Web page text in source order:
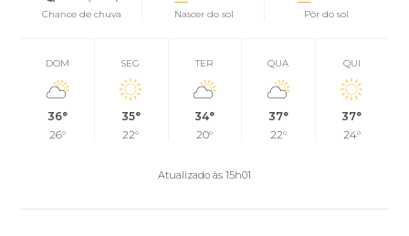
Chance de chuva
Nascer do sol Pôr do sol
DOM
36°
26°
SEG
35°
22°
TER
34°
20°
QUA
37°
22°
QUI
37°
24°
Atualizado às 15h01